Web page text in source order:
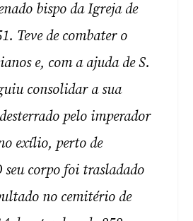
bispo da Igreja de
Teve de combater o
e, com a ajuda de S.
consolidar a sua
pelo imperador
exílio, perto de
corpo foi trasladado
no cemitério de